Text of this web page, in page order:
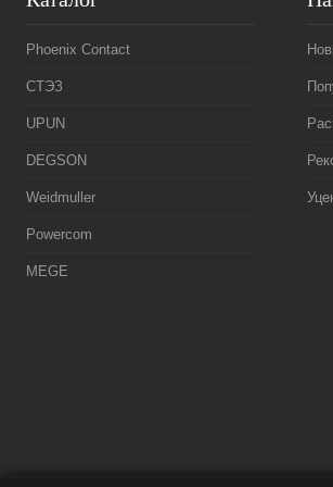
Phoenix Contact
СТЭЗ
UPUN
DEGSON
Weidmuller
Powercom
MEGE